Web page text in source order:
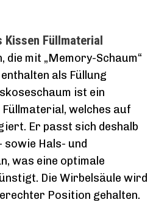
Kissen Füllmaterial
die mit „Memory-Schaum“
als Füllung
ist ein
welches auf
Er passt sich deshalb
sowie Hals- und
was eine optimale
Die Wirbelsäule wird
Position gehalten.